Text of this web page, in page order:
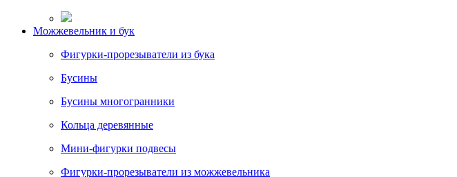
Можжевельник и бук
Фигурки-прорезыватели из бука
Бусины
Бусины многогранники
Кольца деревянные
Мини-фигурки подвесы
Фигурки-прорезыватели из можжевельника